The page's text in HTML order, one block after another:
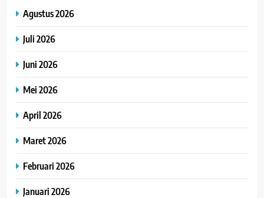
Agustus 2026
Juli 2026
Juni 2026
Mei 2026
April 2026
Maret 2026
Februari 2026
Januari 2026